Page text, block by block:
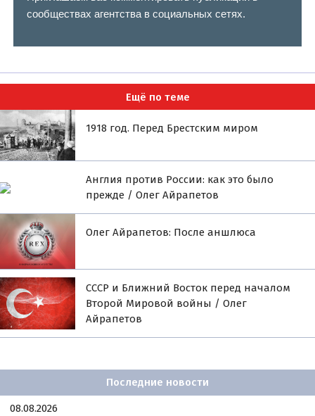
сообществах агентства в социальных сетях.
Ещё по теме
1918 год. Перед Брестским миром
Англия против России: как это было
прежде / Олег Айрапетов
Олег Айрапетов: После аншлюса
СССР и Ближний Восток перед началом
Второй Мировой войны / Олег
Айрапетов
Последние новости
08.08.2026